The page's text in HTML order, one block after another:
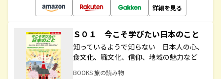
詳細を見る
Ｓ０１ 今こそ学びたい日本のこと
知っているようで知らない 日本人の心、
食文化、職文化、信仰、地域の魅力など
BOOKS 旅の読み物